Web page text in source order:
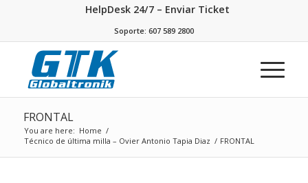
HelpDesk 24/7 – Enviar Ticket
Soporte: 607 589 2800
FRONTAL
You are here: Home /
Técnico de última milla – Ovier Antonio Tapia Diaz / FRONTAL